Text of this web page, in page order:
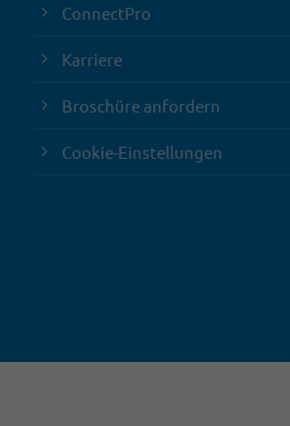
ConnectPro
Karriere
Broschüre anfordern
Cookie-Einstellungen